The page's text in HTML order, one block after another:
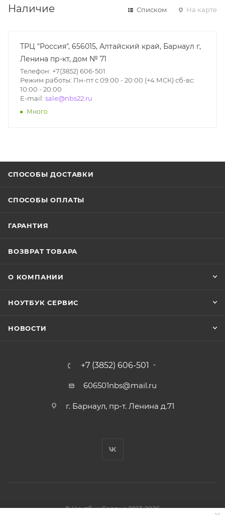
Наличие Списком На карте
ТРЦ "Россия", 656015, Алтайский край, Барнаул г,
Ленина пр-кт, дом № 71
Телефон: +7(3852) 606-501
Режим работы: Пн-пт с 09:00 - 20:00 (+4 МСК) сб-вс:
10:00 - 20:00
E-mail: sale@nbs22.ru
Много
СПОСОБЫ ДОСТАВКИ
СПОСОБЫ ОПЛАТЫ
ГАРАНТИЯ
ВОЗВРАТ ТОВАРА
О КОМПАНИИ
НОУТБУК СЕРВИС
НОВОСТИ
+7 (3852) 606-501
606501nbs@mail.ru
г. Барнаул, пр-т. Ленина д.71
© Ноутбук Сервис 2013-2026